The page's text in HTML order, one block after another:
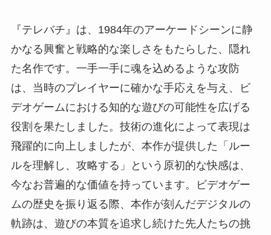
『テレバチ』は、1984年のアーケードシーンに静
かなる興奮と戦略的な楽しさをもたらした、隠れ
た名作です。一手一手に魂を込めるような攻防
は、当時のプレイヤーに確かな手応えを与え、ビ
デオゲームにおける知的な遊びの可能性を広げる
役割を果たしました。技術の進化によって表現は
飛躍的に向上しましたが、本作が提供した「ルー
ルを理解し、攻略する」という原初的な快感は、
今なお普遍的な価値を持っています。ビデオゲー
ムの歴史を振り返る際、本作が刻んだデジタルの
軌跡は、遊びの本質を追求し続けた先人たちの挑